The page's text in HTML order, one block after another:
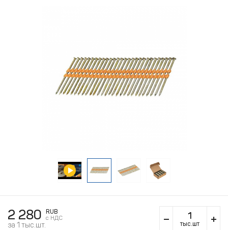
2 280
RUB
c НДС
за 1 тыс.шт. тыс.шт